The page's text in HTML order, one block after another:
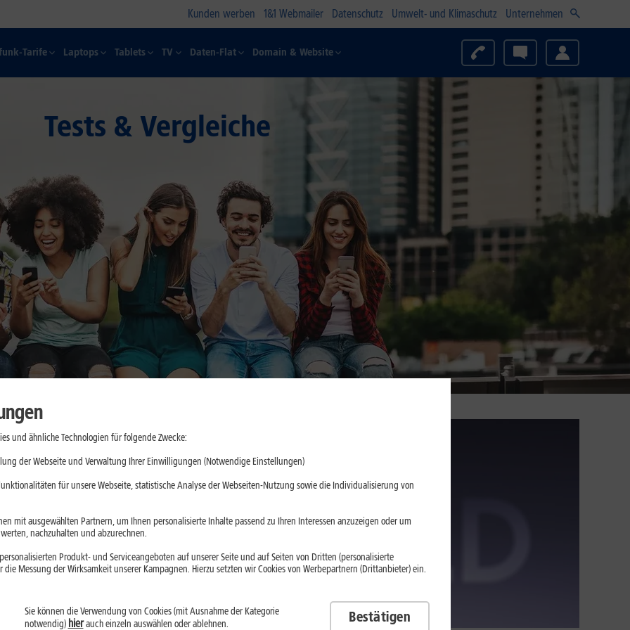
Kunden werben 1&1 Webmailer Datenschutz Umwelt- und Klimaschutz Unternehmen
Tarife Laptops Tablets TV Daten-Flat Domain & Website
Tests & Vergleiche
sich
hat
Akku: Das Galaxy
Vorgänger. Wir
Neuerungen im
und ähnliche Technologien für folgende Zwecke:
der Webseite und Verwaltung Ihrer Einwilligungen (Notwendige Einstellungen)
für unsere Webseite, statistische Analyse der Webseiten-Nutzung sowie die Individualisierung von
mit ausgewählten Partnern, um Ihnen personalisierte Inhalte passend zu Ihren Interessen anzuzeigen oder um
nachzuhalten und abzurechnen.
Produkt- und Serviceangeboten auf unserer Seite und auf Seiten von Dritten (personalisierte
Messung der Wirksamkeit unserer Kampagnen. Hierzu setzten wir Cookies von Werbepartnern (Drittanbieter) ein.
Sie können die Verwendung von Cookies (mit Ausnahme der Kategorie
notwendig) hierauch einzeln auswählen oder ablehnen. Bestätigen